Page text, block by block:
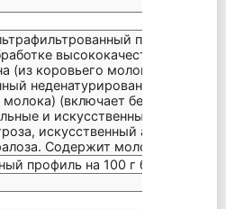
высококачественный
(из коровьего молока)
неденатурированный изолят
молока) (включает бета-
и искусственные
искусственный
Содержит молоко и
профиль на 100 г белка